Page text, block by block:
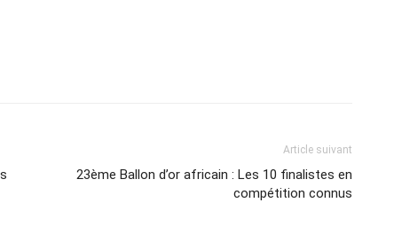
Article suivant
23ème Ballon d’or africain : Les 10 finalistes en
compétition connus